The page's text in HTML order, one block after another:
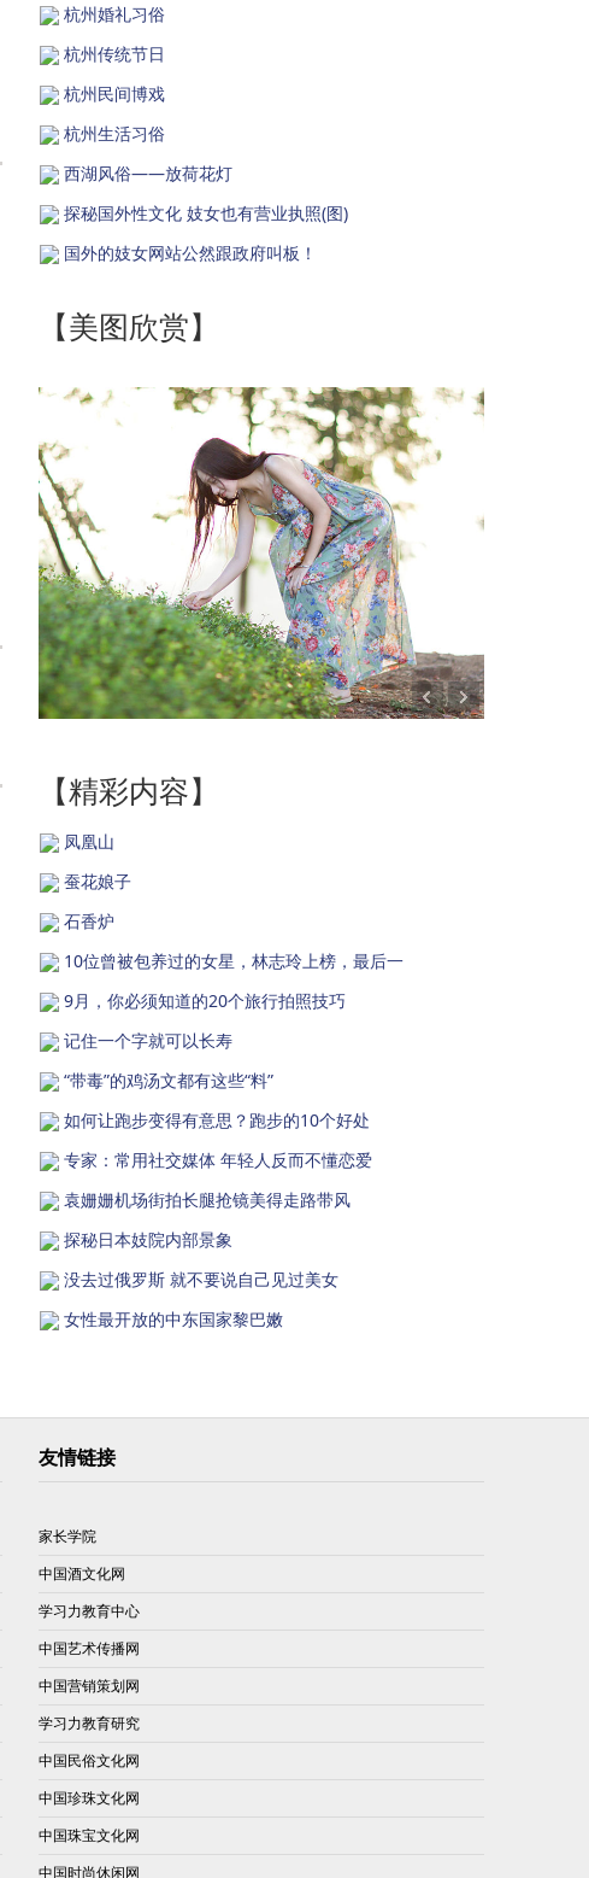
杭州婚礼习俗
杭州传统节日
杭州民间博戏
杭州生活习俗
西湖风俗——放荷花灯
探秘国外性文化 妓女也有营业执照(图)
国外的妓女网站公然跟政府叫板！
【美图欣赏】
【精彩内容】
凤凰山
蚕花娘子
石香炉
10位曾被包养过的女星，林志玲上榜，最后一
9月，你必须知道的20个旅行拍照技巧
记住一个字就可以长寿
“带毒”的鸡汤文都有这些“料”
如何让跑步变得有意思？跑步的10个好处
专家：常用社交媒体 年轻人反而不懂恋爱
袁姗姗机场街拍长腿抢镜美得走路带风
探秘日本妓院内部景象
没去过俄罗斯 就不要说自己见过美女
女性最开放的中东国家黎巴嫩
友情链接
家长学院
中国酒文化网
学习力教育中心
中国艺术传播网
中国营销策划网
学习力教育研究
中国民俗文化网
中国珍珠文化网
中国珠宝文化网
中国时尚休闲网